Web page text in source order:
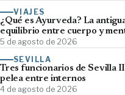
VIAJES
¿Qué es Ayurveda? La
equilibrio entre cuerpo y
5 de agosto de 2026
SEVILLA
Tres funcionarios de Sevilla
pelea entre internos
4 de agosto de 2026